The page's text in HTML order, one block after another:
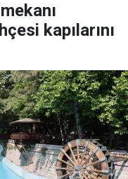
kapılarını